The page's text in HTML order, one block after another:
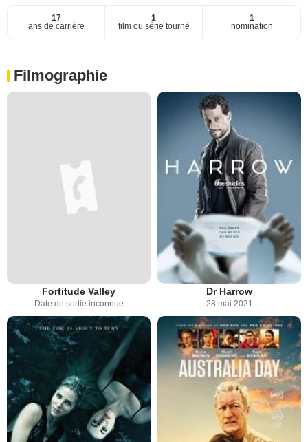
17
ans de carrière
1
film ou série tourné
1
nomination
Filmographie
Fortitude Valley
Date de sortie inconnue
Dr Harrow
28 mai 2021